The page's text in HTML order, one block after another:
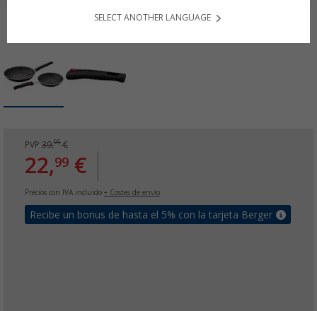
PVP 39,99€
22,99 €
Precios con IVA incluido + Costes de envío
Recibe un bonus de hasta el 5% con la tarjeta Berger
SELECT ANOTHER LANGUAGE